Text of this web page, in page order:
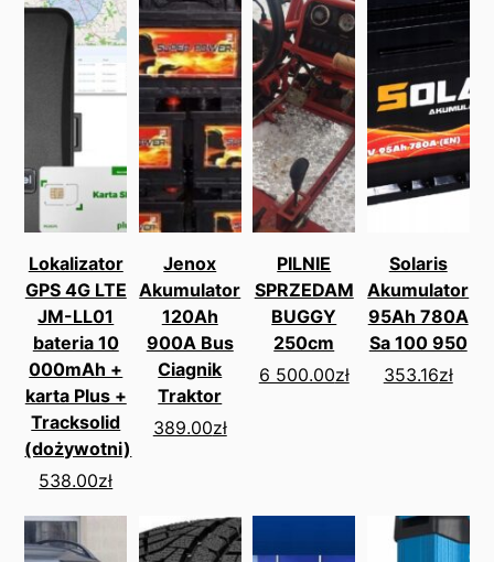
Lokalizator
GPS 4G LTE
JM-LL01
bateria 10
000mAh +
karta Plus +
Tracksolid
(dożywotni)
538.00zł
Jenox
Akumulator
120Ah
900A Bus
Ciagnik
Traktor
389.00zł
PILNIE
SPRZEDAM
BUGGY
250cm
6 500.00zł
Solaris
Akumulator
95Ah 780A
Sa 100 950
353.16zł